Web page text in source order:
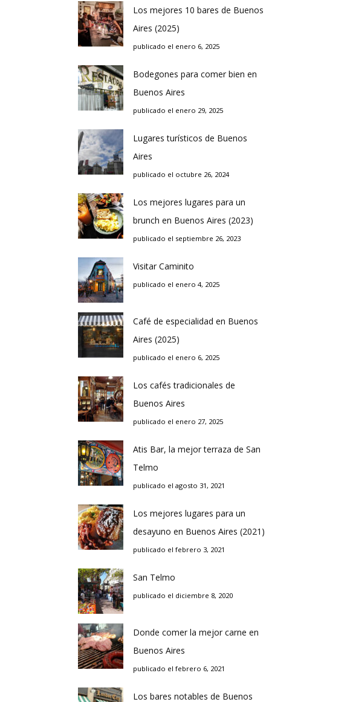
Los mejores 10 bares de Buenos
Aires (2025)
publicado el enero 6, 2025
Bodegones para comer bien en
Buenos Aires
publicado el enero 29, 2025
Lugares turísticos de Buenos
Aires
publicado el octubre 26, 2024
Los mejores lugares para un
brunch en Buenos Aires (2023)
publicado el septiembre 26, 2023
Visitar Caminito
publicado el enero 4, 2025
Café de especialidad en Buenos
Aires (2025)
publicado el enero 6, 2025
Los cafés tradicionales de
Buenos Aires
publicado el enero 27, 2025
Atis Bar, la mejor terraza de San
Telmo
publicado el agosto 31, 2021
Los mejores lugares para un
desayuno en Buenos Aires (2021)
publicado el febrero 3, 2021
San Telmo
publicado el diciembre 8, 2020
Donde comer la mejor carne en
Buenos Aires
publicado el febrero 6, 2021
Los bares notables de Buenos